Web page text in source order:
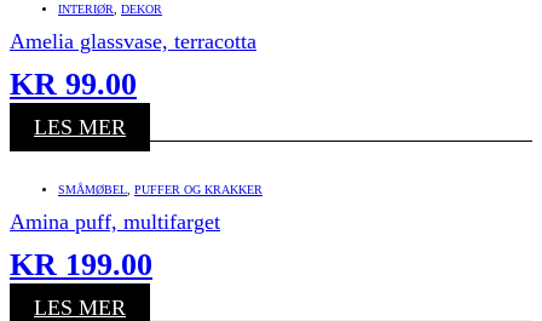
INTERIØR DEKOR
Amelia glassvase, terracotta
KR 99.00
LES MER
SMÅMØBEL PUFFER OG KRAKKER
Amina puff, multifarget
KR 199.00
LES MER